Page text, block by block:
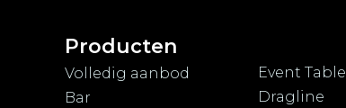
Producten
Volledig aanbod
Bar
Event Table
Dragline